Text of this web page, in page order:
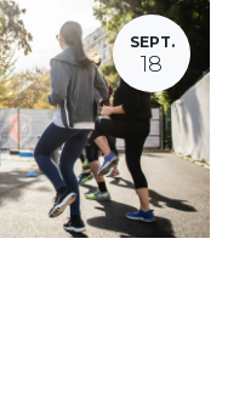
SEPT.
18